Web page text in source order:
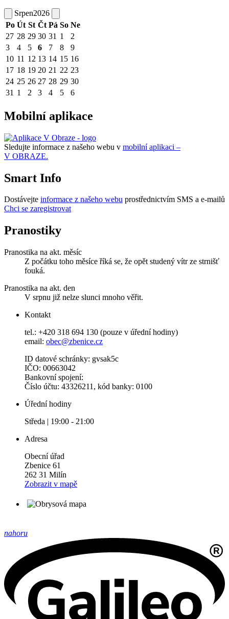
Srpen2026
Po Út St Čt Pá So Ne
27 28 29 30 31 1
2
3
4 5 6 7 8
9
10 11 12 13 14 15 16
17 18 19 20 21 22 23
24 25 26 27 28 29 30
31 1 2 3 4 5 6
Mobilní aplikace
Sledujte informace z našeho webu v mobilní aplikaci –
V OBRAZE.
Smart Info
Dostávejte informace z našeho webu prostřednictvím SMS a e-mailů
Chci se zaregistrovat
Pranostiky
Pranostika na akt. měsíc
Z počátku toho měsíce říká se, že opět studený vítr ze strnišť
fouká.
Pranostika na akt. den
V srpnu již nelze slunci mnoho věřit.
Kontakt
tel.: +420 318 694 130 (pouze v úřední hodiny)
email: obec@zbenice.cz
ID datové schránky: gvsak5c
IČO: 00663042
Bankovní spojení:
Číslo účtu: 43326211, kód banky: 0100
Úřední hodiny
Středa | 19:00 - 21:00
Adresa
Obecní úřad
Zbenice 61
262 31 Milín
Zobrazit v mapě
nahoru